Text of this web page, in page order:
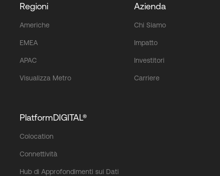
Regioni
Americhe
EMEA
APAC
Visualizza Metro
Azienda
Chi Siamo
Impatto
Investitori
Carriere
PlatformDIGITAL®
Colocation
Connettività
Hub di Approfondimenti sui Dati